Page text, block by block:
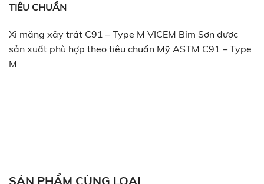
TIÊU CHUẨN
Xi măng xây trát C91 – Type M VICEM Bỉm Sơn được
sản xuất phù hợp theo tiêu chuẩn Mỹ ASTM C91 – Type
M
SẢN PHẨM CÙNG LOẠI